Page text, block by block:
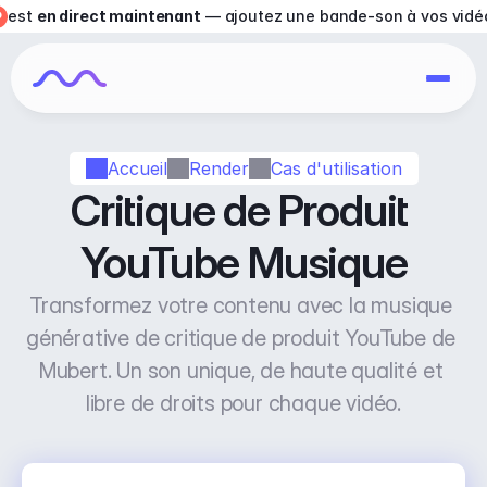
Accueil Render Cas d'utilisation
Critique de Produit
YouTube Musique
Transformez votre contenu avec la musique
générative de critique de produit YouTube de
Mubert. Un son unique, de haute qualité et
libre de droits pour chaque vidéo.
est en direct maintenant — ajoutez une bande-son à vos